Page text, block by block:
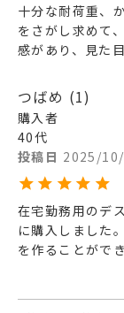
十分な耐荷重、
をさがし求めて
感があり、見た
つばめ 1
購入者
40代
投稿日 2025/
在宅勤務用のデ
に購入しました
を作ることがで